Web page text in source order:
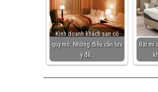
Kinh doanh khách sạn có
quy mô: Những điều cần lưu
ý để…
Bật mí